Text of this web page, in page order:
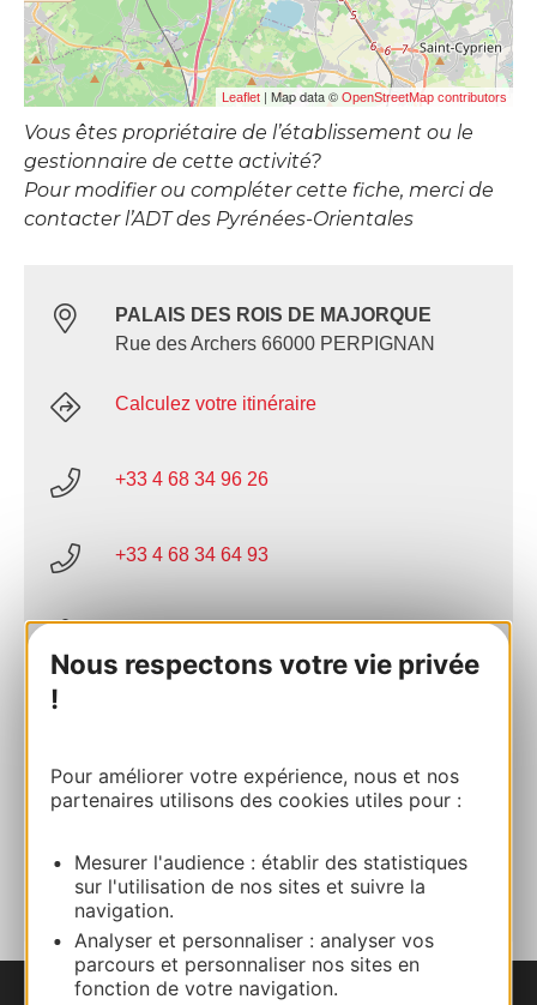
Nous respectons votre vie privée
!
Pour améliorer votre expérience, nous et nos
partenaires utilisons des cookies utiles pour :
Mesurer l'audience : établir des statistiques
sur l'utilisation de nos sites et suivre la
navigation.
Analyser et personnaliser : analyser vos
parcours et personnaliser nos sites en
fonction de votre navigation.
Leaflet | Map data © OpenStreetMap contributors
Vous êtes propriétaire de l’établissement ou le
gestionnaire de cette activité?
Pour modifier ou compléter cette fiche, merci de
contacter l’ADT des Pyrénées-Orientales
PALAIS DES ROIS DE MAJORQUE
Rue des Archers 66000 PERPIGNAN
Calculez votre itinéraire
+33 4 68 34 96 26
+33 4 68 34 64 93
E-mail
Site internet
AJOUTER
AU CARNET